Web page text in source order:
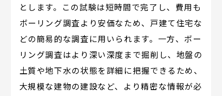
とします。この試験は短時間で完了し、費用も
ボーリング調査より安価なため、戸建て住宅な
どの簡易的な調査に用いられます。一方、ボー
リング調査はより深い深度まで掘削し、地盤の
土質や地下水の状態を詳細に把握できるため、
大規模な建物の建設など、より精密な情報が必